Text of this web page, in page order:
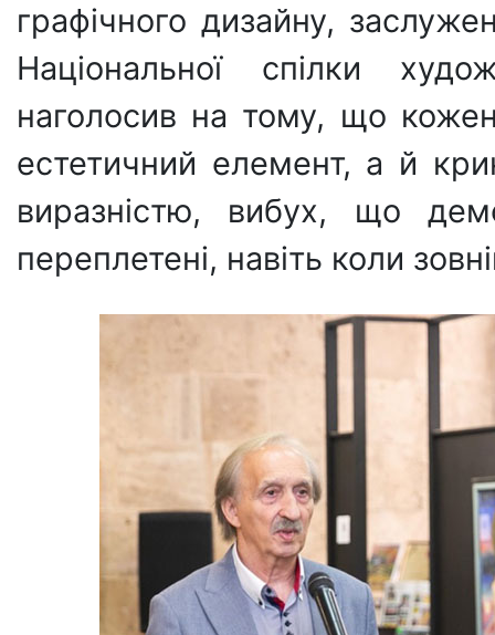
графічного дизайну,
Національної спілки
наголосив на тому, що
естетичний елемент, а й
виразністю, вибух, що
переплетені, навіть коли